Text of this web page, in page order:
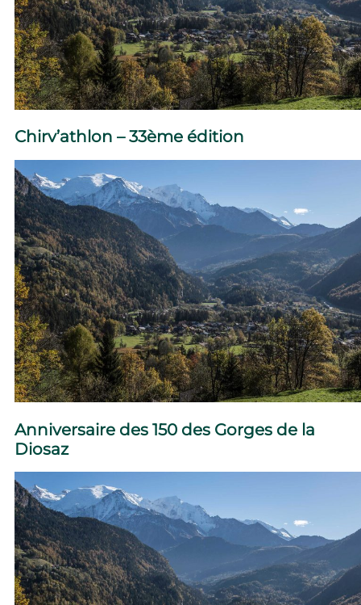
Chirv’athlon – 33ème édition
Anniversaire des 150 des Gorges de la
Diosaz